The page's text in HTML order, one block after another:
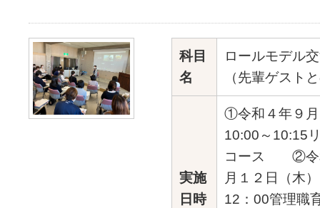
科目
名
ロールモデル
（先輩ゲスト
実施
日時
①令和４年９
10:00～10:15
コース ②令
月１２日（木
12：00管理職